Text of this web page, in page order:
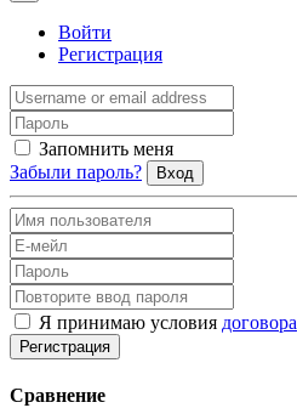
Войти
Регистрация
Запомнить меня
Забыли пароль?
Вход
Я принимаю условия договора
Регистрация
Сравнение